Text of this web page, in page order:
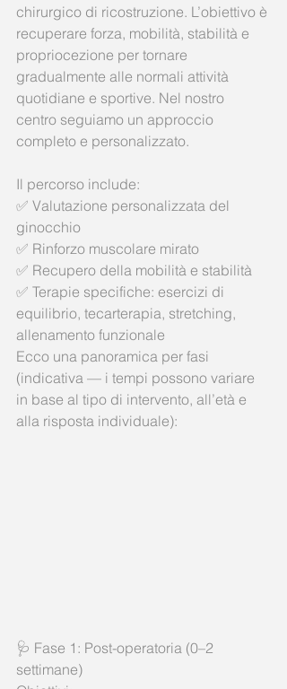
chirurgico di ricostruzione. L’obiettivo è
recuperare forza, mobilità, stabilità e
propriocezione per tornare
gradualmente alle normali attività
quotidiane e sportive. Nel nostro
centro seguiamo un approccio
completo e personalizzato.
Il percorso include:
✅ Valutazione personalizzata del
ginocchio
✅ Rinforzo muscolare mirato
✅ Recupero della mobilità e stabilità
✅ Terapie specifiche: esercizi di
equilibrio, tecarterapia, stretching,
allenamento funzionale
Ecco una panoramica per fasi
(indicativa — i tempi possono variare
in base al tipo di intervento, all’età e
alla risposta individuale):
🩺 Fase 1: Post-operatoria (0–2
settimane)